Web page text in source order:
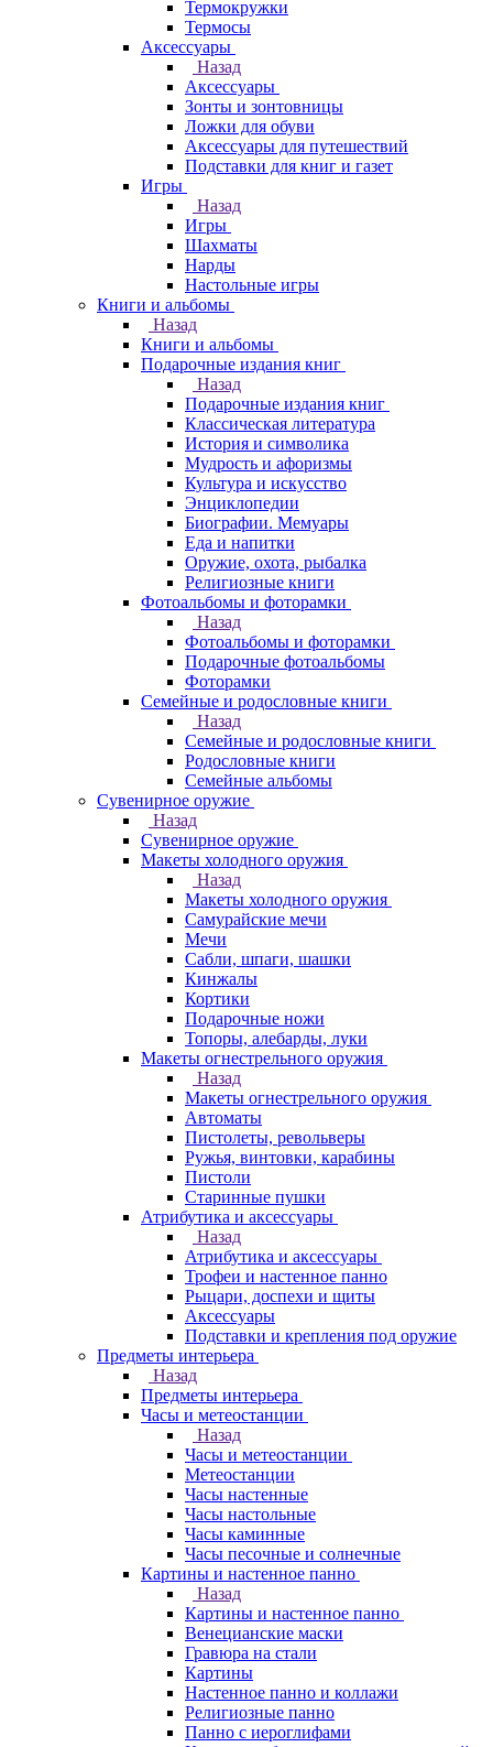
Термокружки
Термосы
Аксессуары
Назад
Аксессуары
Зонты и зонтовницы
Ложки для обуви
Аксессуары для путешествий
Подставки для книг и газет
Игры
Назад
Игры
Шахматы
Нарды
Настольные игры
Книги и альбомы
Назад
Книги и альбомы
Подарочные издания книг
Назад
Подарочные издания книг
Классическая литература
История и символика
Мудрость и афоризмы
Культура и искусство
Энциклопедии
Биографии. Мемуары
Еда и напитки
Оружие, охота, рыбалка
Религиозные книги
Фотоальбомы и фоторамки
Назад
Фотоальбомы и фоторамки
Подарочные фотоальбомы
Фоторамки
Семейные и родословные книги
Назад
Семейные и родословные книги
Родословные книги
Семейные альбомы
Сувенирное оружие
Назад
Сувенирное оружие
Макеты холодного оружия
Назад
Макеты холодного оружия
Самурайские мечи
Мечи
Сабли, шпаги, шашки
Кинжалы
Кортики
Подарочные ножи
Топоры, алебарды, луки
Макеты огнестрельного оружия
Назад
Макеты огнестрельного оружия
Автоматы
Пистолеты, револьверы
Ружья, винтовки, карабины
Пистоли
Старинные пушки
Атрибутика и аксессуары
Назад
Атрибутика и аксессуары
Трофеи и настенное панно
Рыцари, доспехи и щиты
Аксессуары
Подставки и крепления под оружие
Предметы интерьера
Назад
Предметы интерьера
Часы и метеостанции
Назад
Часы и метеостанции
Метеостанции
Часы настенные
Часы настольные
Часы каминные
Часы песочные и солнечные
Картины и настенное панно
Назад
Картины и настенное панно
Венецианские маски
Гравюра на стали
Картины
Настенное панно и коллажи
Религиозные панно
Панно с иероглифами